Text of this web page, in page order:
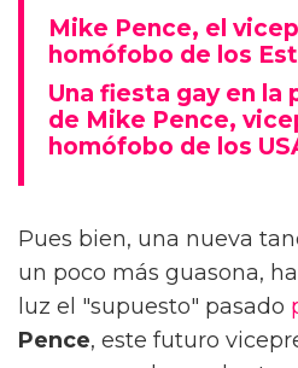
Mike Pence, el
homófobo de los
Una fiesta gay en la
de Mike Pence,
homófobo de los
Pues bien, una nueva
un poco más guasona,
luz el "supuesto" pasado
Pence, este futuro